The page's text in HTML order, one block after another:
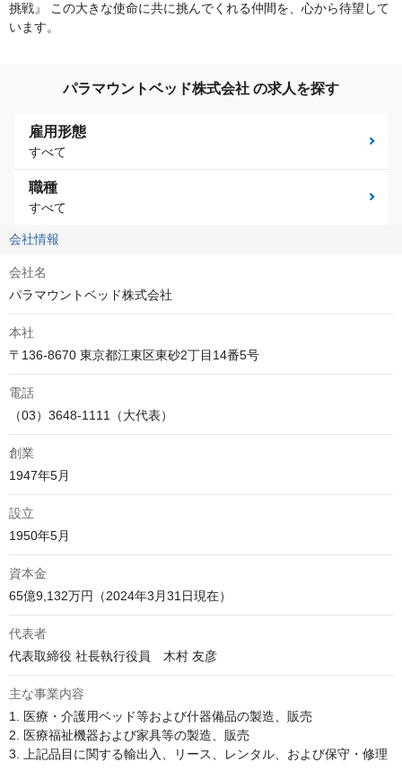
挑戦』 この大きな使命に共に挑んでくれる仲間を、心から待望して
います。
パラマウントベッド株式会社 の求人を探す
雇用形態
すべて
職種
すべて
会社情報
会社名
パラマウントベッド株式会社
本社
〒136-8670 東京都江東区東砂2丁目14番5号
電話
（03）3648-1111（大代表）
創業
1947年5月
設立
1950年5月
資本金
65億9,132万円（2024年3月31日現在）
代表者
代表取締役 社長執行役員　木村 友彦
主な事業内容
1. 医療・介護用ベッド等および什器備品の製造、販売
2. 医療福祉機器および家具等の製造、販売
3. 上記品目に関する輸出入、リース、レンタル、および保守・修理